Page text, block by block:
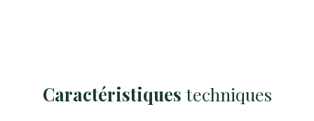
Caractéristiques techniques